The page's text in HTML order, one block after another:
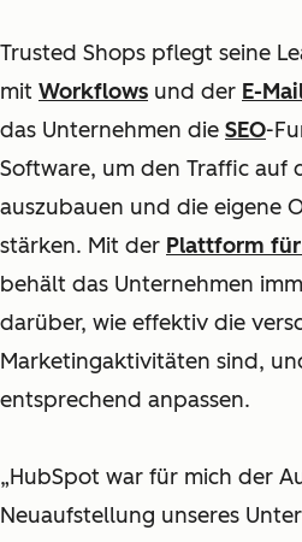
Trusted Shops pflegt seine
mit Workflows und der E-
das Unternehmen die SEO-
Software, um den Traffic auf
auszubauen und die eigene
stärken. Mit der Plattform
behält das Unternehmen
darüber, wie effektiv die
Marketingaktivitäten sind,
entsprechend anpassen.
„HubSpot war für mich der
Neuaufstellung unseres